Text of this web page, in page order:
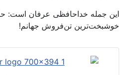
این جمله خداحافظی عرفان است:
خوشبخت‌ترین تن‌فروش جهانم!